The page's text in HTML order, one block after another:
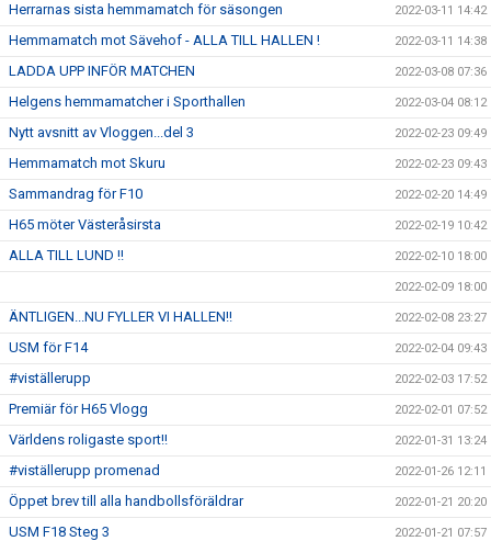
Herrarnas sista hemmamatch för säsongen 2022-03-11 14:42
Hemmamatch mot Sävehof - ALLA TILL HALLEN ! 2022-03-11 14:38
LADDA UPP INFÖR MATCHEN 2022-03-08 07:36
Helgens hemmamatcher i Sporthallen 2022-03-04 08:12
Nytt avsnitt av Vloggen...del 3 2022-02-23 09:49
Hemmamatch mot Skuru 2022-02-23 09:43
Sammandrag för F10 2022-02-20 14:49
H65 möter Västeråsirsta 2022-02-19 10:42
ALLA TILL LUND !! 2022-02-10 18:00
2022-02-09 18:00
ÄNTLIGEN...NU FYLLER VI HALLEN!! 2022-02-08 23:27
USM för F14 2022-02-04 09:43
#viställerupp 2022-02-03 17:52
Premiär för H65 Vlogg 2022-02-01 07:52
Världens roligaste sport!! 2022-01-31 13:24
#viställerupp promenad 2022-01-26 12:11
Öppet brev till alla handbollsföräldrar 2022-01-21 20:20
USM F18 Steg 3 2022-01-21 07:57